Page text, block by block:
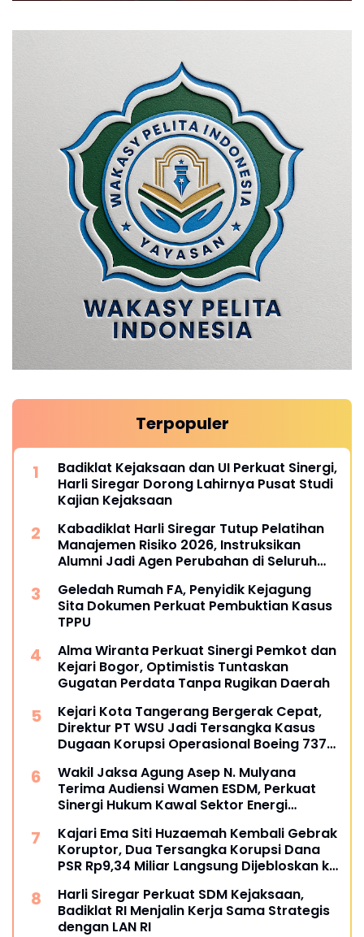
Terpopuler
Badiklat Kejaksaan dan UI Perkuat Sinergi,
Harli Siregar Dorong Lahirnya Pusat Studi
Kajian Kejaksaan
Kabadiklat Harli Siregar Tutup Pelatihan
Manajemen Risiko 2026, Instruksikan
Alumni Jadi Agen Perubahan di Seluruh
Geledah Rumah FA, Penyidik Kejagung
Sita Dokumen Perkuat Pembuktian Kasus
TPPU
Alma Wiranta Perkuat Sinergi Pemkot dan
Kejari Bogor, Optimistis Tuntaskan
Gugatan Perdata Tanpa Rugikan Daerah
Kejari Kota Tangerang Bergerak Cepat,
Direktur PT WSU Jadi Tersangka Kasus
Dugaan Korupsi Operasional Boeing 737-
Wakil Jaksa Agung Asep N. Mulyana
Terima Audiensi Wamen ESDM, Perkuat
Sinergi Hukum Kawal Sektor Energi
Kajari Ema Siti Huzaemah Kembali Gebrak
Koruptor, Dua Tersangka Korupsi Dana
PSR Rp9,34 Miliar Langsung Dijebloskan ke
Harli Siregar Perkuat SDM Kejaksaan,
Badiklat RI Menjalin Kerja Sama Strategis
dengan LAN RI